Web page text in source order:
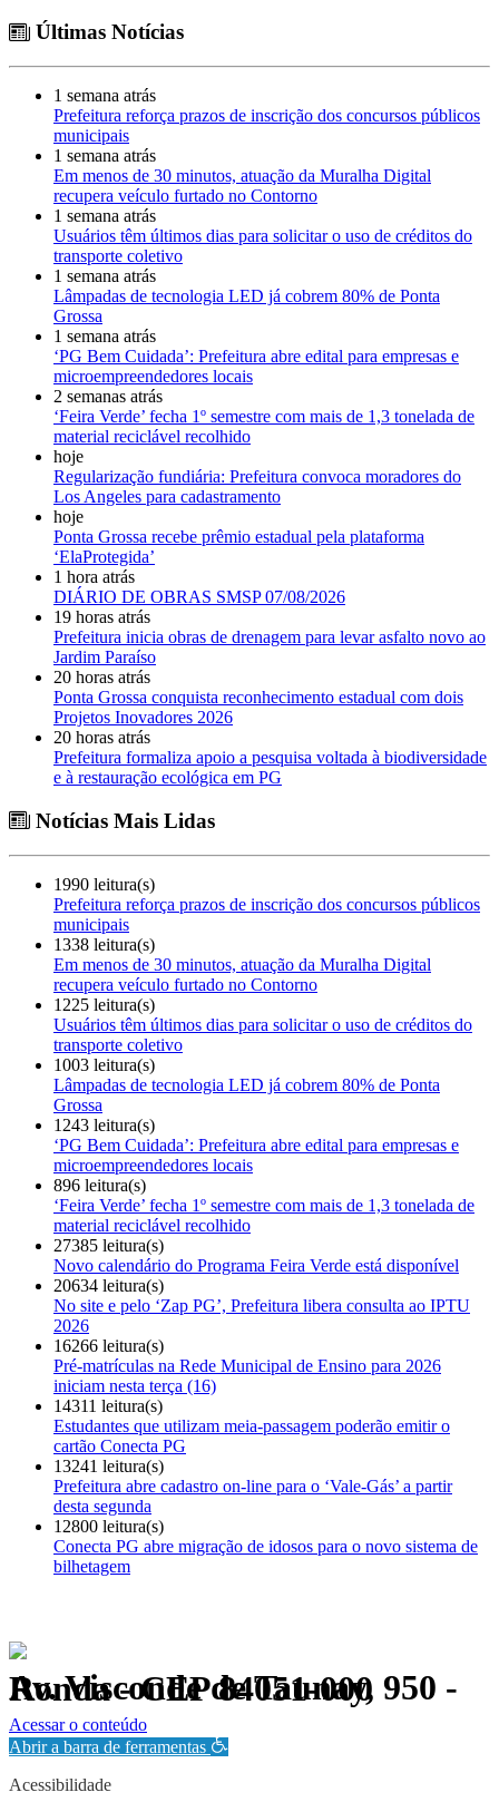
Últimas Notícias
1 semana atrás
Prefeitura reforça prazos de inscrição dos concursos públicos
municipais
1 semana atrás
Em menos de 30 minutos, atuação da Muralha Digital
recupera veículo furtado no Contorno
1 semana atrás
Usuários têm últimos dias para solicitar o uso de créditos do
transporte coletivo
1 semana atrás
Lâmpadas de tecnologia LED já cobrem 80% de Ponta
Grossa
1 semana atrás
‘PG Bem Cuidada’: Prefeitura abre edital para empresas e
microempreendedores locais
2 semanas atrás
‘Feira Verde’ fecha 1º semestre com mais de 1,3 tonelada de
material reciclável recolhido
hoje
Regularização fundiária: Prefeitura convoca moradores do
Los Angeles para cadastramento
hoje
Ponta Grossa recebe prêmio estadual pela plataforma
‘ElaProtegida’
1 hora atrás
DIÁRIO DE OBRAS SMSP 07/08/2026
19 horas atrás
Prefeitura inicia obras de drenagem para levar asfalto novo ao
Jardim Paraíso
20 horas atrás
Ponta Grossa conquista reconhecimento estadual com dois
Projetos Inovadores 2026
20 horas atrás
Prefeitura formaliza apoio a pesquisa voltada à biodiversidade
e à restauração ecológica em PG
Notícias Mais Lidas
1990 leitura(s)
Prefeitura reforça prazos de inscrição dos concursos públicos
municipais
1338 leitura(s)
Em menos de 30 minutos, atuação da Muralha Digital
recupera veículo furtado no Contorno
1225 leitura(s)
Usuários têm últimos dias para solicitar o uso de créditos do
transporte coletivo
1003 leitura(s)
Lâmpadas de tecnologia LED já cobrem 80% de Ponta
Grossa
1243 leitura(s)
‘PG Bem Cuidada’: Prefeitura abre edital para empresas e
microempreendedores locais
896 leitura(s)
‘Feira Verde’ fecha 1º semestre com mais de 1,3 tonelada de
material reciclável recolhido
27385 leitura(s)
Novo calendário do Programa Feira Verde está disponível
20634 leitura(s)
No site e pelo ‘Zap PG’, Prefeitura libera consulta ao IPTU
2026
16266 leitura(s)
Pré-matrículas na Rede Municipal de Ensino para 2026
iniciam nesta terça (16)
14311 leitura(s)
Estudantes que utilizam meia-passagem poderão emitir o
cartão Conecta PG
13241 leitura(s)
Prefeitura abre cadastro on-line para o ‘Vale-Gás’ a partir
desta segunda
12800 leitura(s)
Conecta PG abre migração de idosos para o novo sistema de
bilhetagem
Av. Visconde de Taunay, 950 - Ronda - CEP 84051-000
Política de Privacidade.
Acessar o conteúdo
Abrir a barra de ferramentas
Acessibilidade